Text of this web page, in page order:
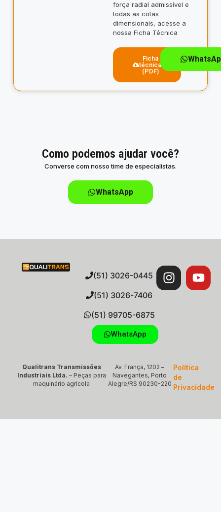
força radial admissível e
todas as cotas
dimensionais, acesse a
nossa Ficha Técnica
Ficha
técnica
(PDF)
Como podemos ajudar você?
Converse com nosso time de especialistas.
WhatsApp
(51) 3026-0445
(51) 3026-7406
(51) 99705-6875
WhatsApp
Qualitrans Transmissões
Industriais Ltda. – Peças para
maquinário agrícola
Av. França, 1202 –
Navegantes, Porto
Alegre/RS 90230-220
Política
de
Privacidade